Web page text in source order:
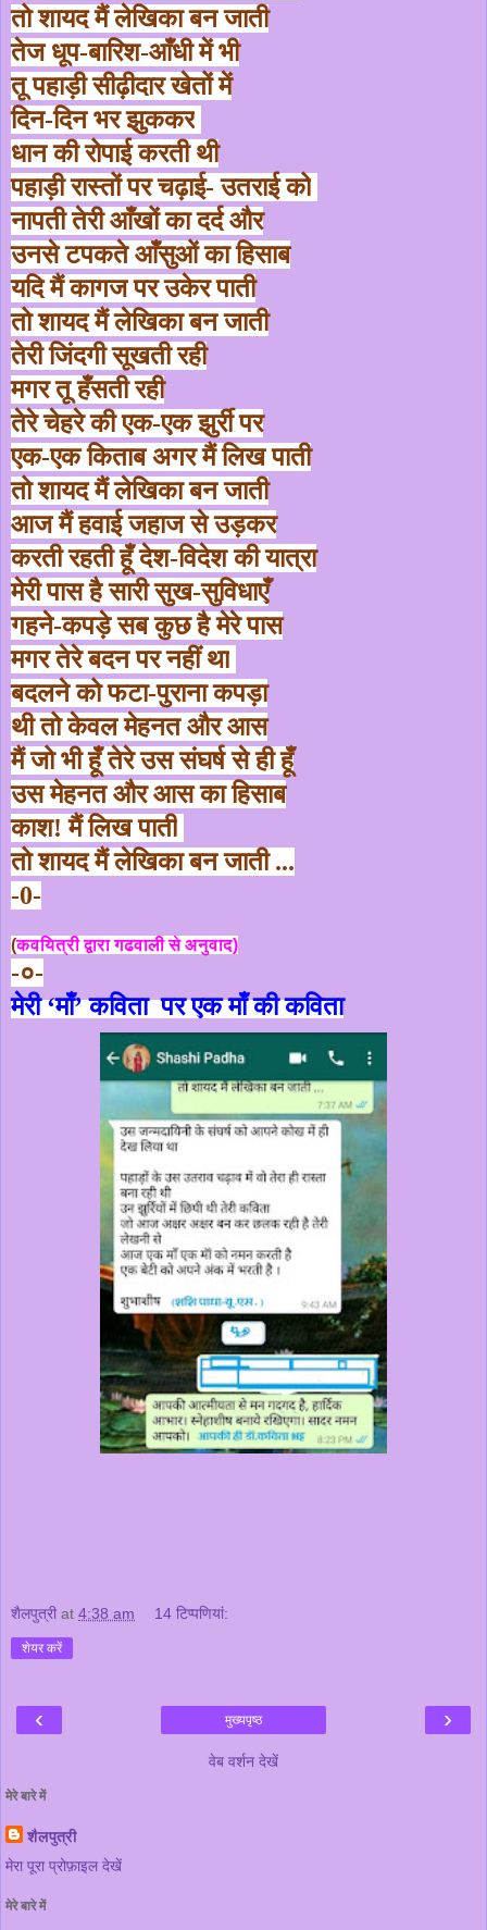
तो शायद मैं लेखिका बन जाती
तेज धूप-बारिश-आँधी में भी
तू पहाड़ी सीढ़ीदार खेतों में
दिन-दिन भर झुककर
धान की रोपाई करती थी
पहाड़ी रास्तों पर चढ़ाई- उतराई को
नापती तेरी आँखों का दर्द और
उनसे टपकते आँसुओं का हिसाब
यदि मैं कागज पर उकेर पाती
तो शायद मैं लेखिका बन जाती
तेरी जिंदगी सूखती रही
मगर तू हँसती रही
तेरे चेहरे की एक-एक झुर्री पर
एक-एक किताब अगर मैं लिख पाती
तो शायद मैं लेखिका बन जाती
आज मैं हवाई जहाज से उड़कर
करती रहती हूँ देश-विदेश की यात्रा
मेरी पास है सारी सुख-सुविधाएँ
गहने-कपड़े सब कुछ है मेरे पास
मगर तेरे बदन पर नहीं था
बदलने को फटा-पुराना कपड़ा
थी तो केवल मेहनत और आस
मैं जो भी हूँ तेरे उस संघर्ष से ही हूँ
उस मेहनत और आस का हिसाब
काश! मैं लिख पाती
तो शायद मैं लेखिका बन जाती ...
-0-
(कवयित्री द्वारा गढवाली से अनुवाद)
-०-
मेरी ‘माँ’ कविता पर एक माँ की कविता
शैलपुत्री at 4:38 am 14 टिप्‍पणियां:
शेयर करें
‹ ›
मुख्यपृष्ठ
वेब वर्शन देखें
मेरे बारे में
शैलपुत्री
मेरा पूरा प्रोफ़ाइल देखें
मेरे बारे में